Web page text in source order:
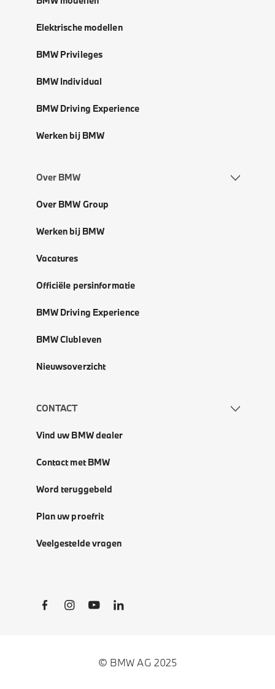
Elektrische modellen
BMW Privileges
BMW Individual
BMW Driving Experience
Werken bij BMW
Over BMW
Over BMW Group
Werken bij BMW
Vacatures
Officiële persinformatie
BMW Driving Experience
BMW Clubleven
Nieuwsoverzicht
CONTACT
Vind uw BMW dealer
Contact met BMW
Word teruggebeld
Plan uw proefrit
Veelgestelde vragen
Social Links
© BMW AG 2025